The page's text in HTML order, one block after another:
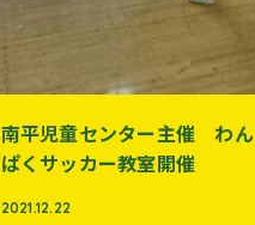
南平児童センター主催 わん
ぱくサッカー教室開催
2021.12.22